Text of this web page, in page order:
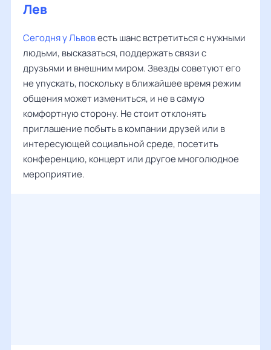
Лев
Сегодня у Львовесть шанс встретиться с нужными
людьми, высказаться, поддержать связи с
друзьями и внешним миром. Звезды советуют его
не упускать, поскольку в ближайшее время режим
общения может измениться, и не в самую
комфортную сторону. Не стоит отклонять
приглашение побыть в компании друзей или в
интересующей социальной среде, посетить
конференцию, концерт или другое многолюдное
мероприятие.